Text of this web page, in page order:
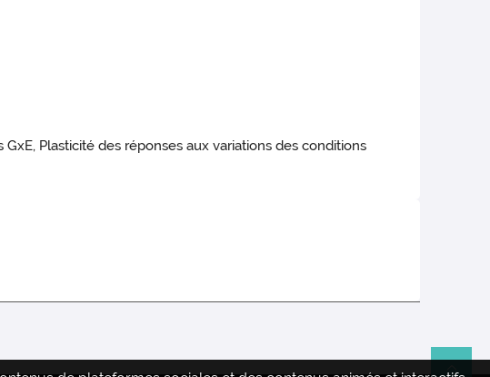
Plasticité des réponses aux variations des conditions